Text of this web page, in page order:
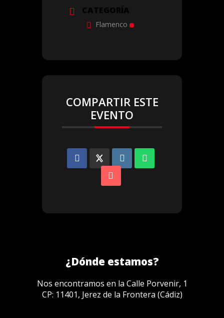
CATEGORÍA
Flamenco
COMPARTIR ESTE
EVENTO
¿Dónde estamos?
Nos encontramos en la Calle Porvenir, 1
CP: 11401, Jerez de la Frontera (Cádiz)